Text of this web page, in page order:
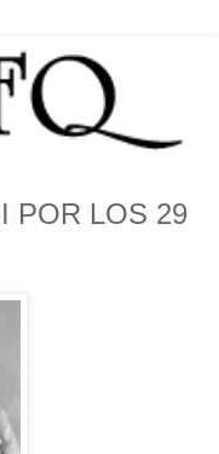
POR LOS 29